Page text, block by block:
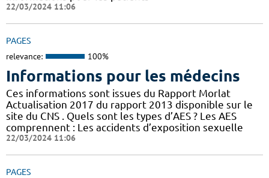
22/03/2024 11:06
PAGES
relevance: 100%
Informations pour les médecins
Ces informations sont issues du Rapport Morlat
Actualisation 2017 du rapport 2013 disponible sur le
site du CNS . Quels sont les types d’AES ? Les AES
comprennent : Les accidents d’exposition sexuelle
22/03/2024 11:06
PAGES